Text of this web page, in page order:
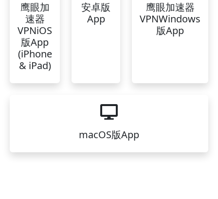
鹰眼加
速器
VPNiOS
版App
(iPhone
& iPad)
安卓版
App
鹰眼加速器
VPNWindows
版App
macOS版App